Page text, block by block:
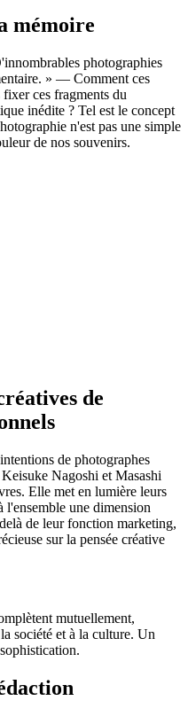
mémoire
photographies
» — Comment ces
ces fragments du
inédite ? Tel est le concept
n'est pas une simple
de nos souvenirs.
de
de photographes
Nagoshi et Masashi
Elle met en lumière leurs
l'ensemble une dimension
de leur fonction marketing,
sur la pensée créative
mutuellement,
société et à la culture. Un